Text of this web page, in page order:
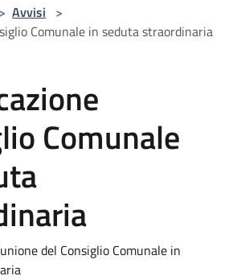
> Avvisi >
Comunale in seduta straordinaria
Comunale
del Consiglio Comunale in